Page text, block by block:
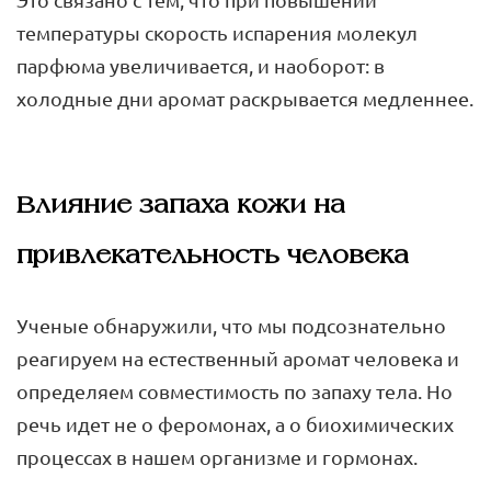
температуры скорость испарения молекул
парфюма увеличивается, и наоборот: в
холодные дни аромат раскрывается медленнее.
Влияние запаха кожи на
привлекательность человека
Ученые обнаружили, что мы подсознательно
реагируем на естественный аромат человека и
определяем совместимость по запаху тела. Но
речь идет не о феромонах, а о биохимических
процессах в нашем организме и гормонах.